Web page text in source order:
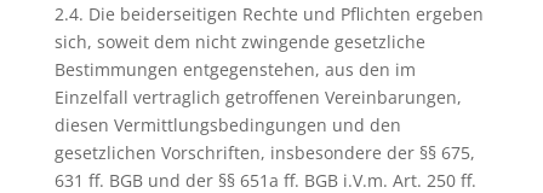
2.4. Die beiderseitigen Rechte und Pflichten ergeben
sich, soweit dem nicht zwingende gesetzliche
Bestimmungen entgegenstehen, aus den im
Einzelfall vertraglich getroffenen Vereinbarungen,
diesen Vermittlungsbedingungen und den
gesetzlichen Vorschriften, insbesondere der §§ 675,
631 ff. BGB und der §§ 651a ff. BGB i.V.m. Art. 250 ff.